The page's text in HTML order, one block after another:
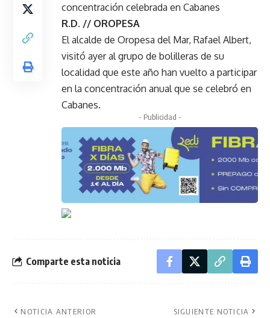
concentración celebrada en Cabanes
R.D. // OROPESA
El alcalde de Oropesa del Mar, Rafael Albert,
visitó ayer al grupo de bolilleras de su
localidad que este año han vuelto a participar
en la concentración anual que se celebró en
Cabanes. ​
- Publicidad -
Comparte esta noticia
NOTICIA ANTERIOR SIGUIENTE NOTICIA